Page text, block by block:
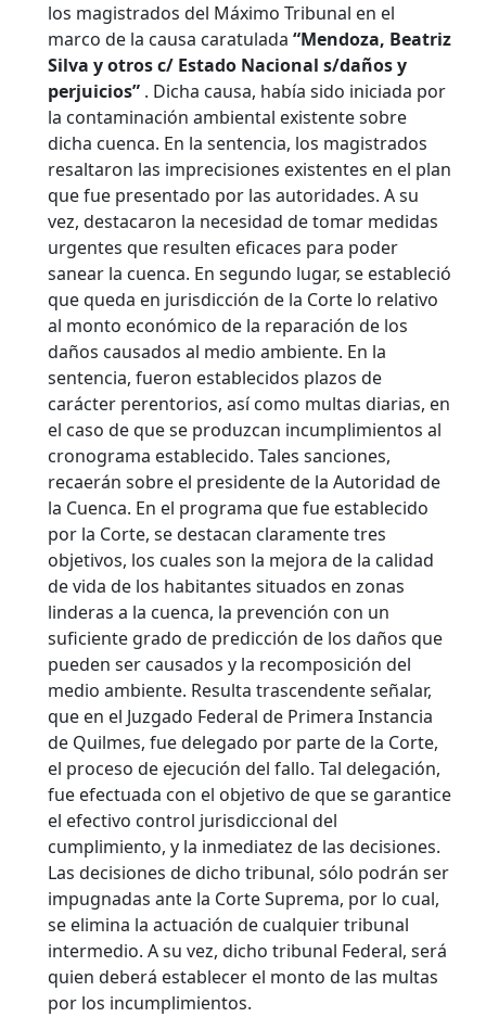
los magistrados del Máximo Tribunal en el
marco de la causa caratulada “Mendoza, Beatriz
Silva y otros c/ Estado Nacional s/daños y
perjuicios” . Dicha causa, había sido iniciada por
la contaminación ambiental existente sobre
dicha cuenca. En la sentencia, los magistrados
resaltaron las imprecisiones existentes en el plan
que fue presentado por las autoridades. A su
vez, destacaron la necesidad de tomar medidas
urgentes que resulten eficaces para poder
sanear la cuenca. En segundo lugar, se estableció
que queda en jurisdicción de la Corte lo relativo
al monto económico de la reparación de los
daños causados al medio ambiente. En la
sentencia, fueron establecidos plazos de
carácter perentorios, así como multas diarias, en
el caso de que se produzcan incumplimientos al
cronograma establecido. Tales sanciones,
recaerán sobre el presidente de la Autoridad de
la Cuenca. En el programa que fue establecido
por la Corte, se destacan claramente tres
objetivos, los cuales son la mejora de la calidad
de vida de los habitantes situados en zonas
linderas a la cuenca, la prevención con un
suficiente grado de predicción de los daños que
pueden ser causados y la recomposición del
medio ambiente. Resulta trascendente señalar,
que en el Juzgado Federal de Primera Instancia
de Quilmes, fue delegado por parte de la Corte,
el proceso de ejecución del fallo. Tal delegación,
fue efectuada con el objetivo de que se garantice
el efectivo control jurisdiccional del
cumplimiento, y la inmediatez de las decisiones.
Las decisiones de dicho tribunal, sólo podrán ser
impugnadas ante la Corte Suprema, por lo cual,
se elimina la actuación de cualquier tribunal
intermedio. A su vez, dicho tribunal Federal, será
quien deberá establecer el monto de las multas
por los incumplimientos.